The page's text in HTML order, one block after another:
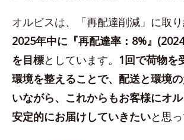
オルビスは、「再配達削減」に取り
2025年中に『再配達率：8%』
を目標としています。 1回で荷物を
環境を整えることで、配送と環境
いながら、これからもお客様にオ
安定的にお届けしていきたいと思